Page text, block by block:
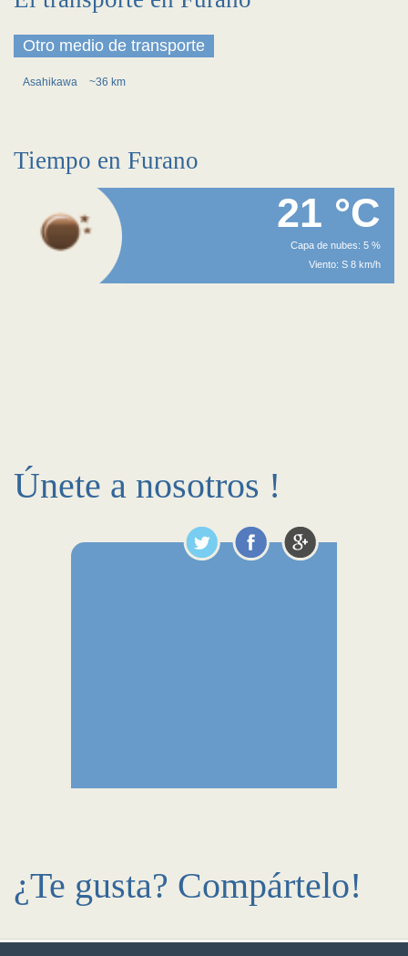
Otro medio de transporte
Asahikawa ~36 km
Tiempo en Furano
21 °C
Capa de nubes: 5 %
Viento: S 8 km/h
Únete a nosotros !
¿Te gusta? Compártelo!